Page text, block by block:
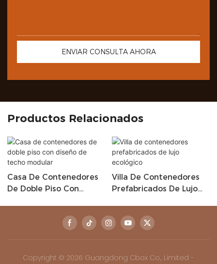
ENVIAR CONSULTA AHORA
Productos Relacionados
Casa De Contenedores
De Doble Piso Con
Villa De Contenedores
Prefabricados De Lujo
Copyright © 2026 Guangdong Cbox Co., Limited -